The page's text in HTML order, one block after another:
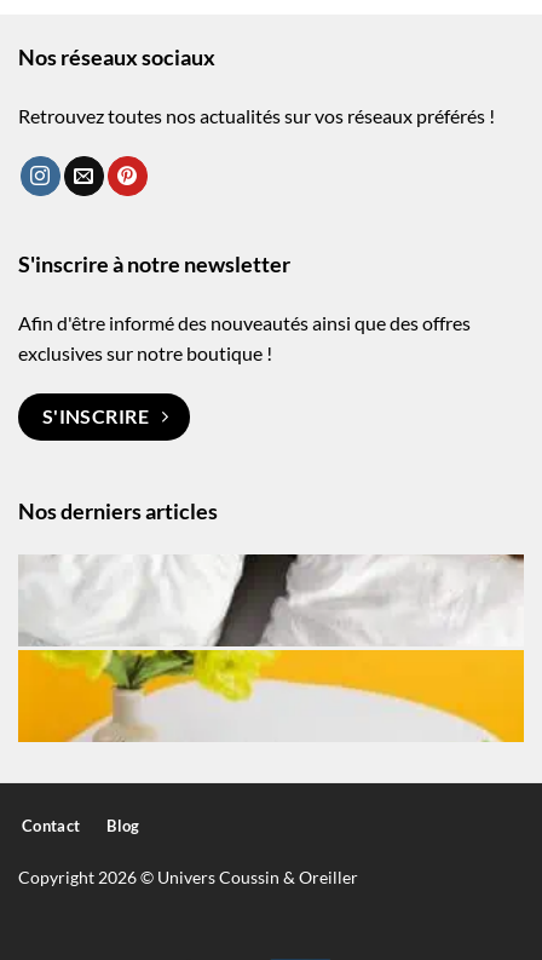
Nos réseaux sociaux
Retrouvez toutes nos actualités sur vos réseaux préférés !
Nos derniers articles
S'inscrire à notre newsletter
Afin d'être informé des nouveautés ainsi que des offres
exclusives sur notre boutique !
S'INSCRIRE
Contact Blog
Copyright 2026 © Univers Coussin & Oreiller